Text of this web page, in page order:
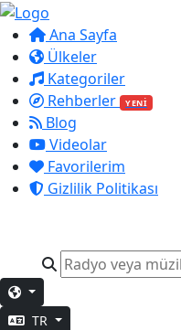
Ana Sayfa
Ülkeler
Kategoriler
Rehberler
YENİ
Blog
Videolar
Favorilerim
Gizlilik Politikası
TR